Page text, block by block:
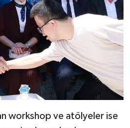
workshop ve atölyeler ise